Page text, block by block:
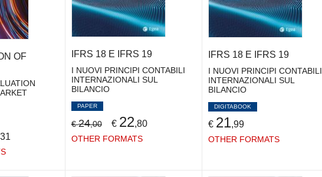
OF
IFRS 18 E IFRS 19
I NUOVI PRINCIPI CONTABILI
INTERNAZIONALI SUL
BILANCIO
PAPER
€24,00 € 22,80
OTHER FORMATS
IFRS 18 E IFRS 19
I NUOVI PRINCIPI CONTABILI
INTERNAZIONALI SUL
BILANCIO
DIGITABOOK
€ 21,99
OTHER FORMATS